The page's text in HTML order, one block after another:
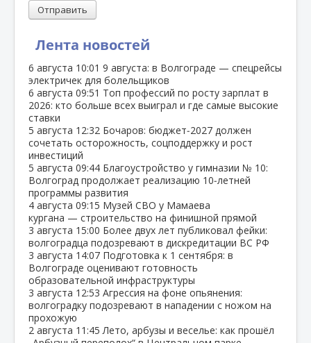
Лента новостей
6 августа 10:01 9 августа: в Волгограде — спецрейсы
электричек для болельщиков
6 августа 09:51 Топ профессий по росту зарплат в
2026: кто больше всех выиграл и где самые высокие
ставки
5 августа 12:32 Бочаров: бюджет‑2027 должен
сочетать осторожность, соцподдержку и рост
инвестиций
5 августа 09:44 Благоустройство у гимназии № 10:
Волгоград продолжает реализацию 10‑летней
программы развития
4 августа 09:15 Музей СВО у Мамаева
кургана — строительство на финишной прямой
3 августа 15:00 Более двух лет публиковал фейки:
волгоградца подозревают в дискредитации ВС РФ
3 августа 14:07 Подготовка к 1 сентября: в
Волгограде оценивают готовность
образовательной инфраструктуры
3 августа 12:53 Агрессия на фоне опьянения:
волгоградку подозревают в нападении с ножом на
прохожую
2 августа 11:45 Лето, арбузы и веселье: как прошёл
Отправить